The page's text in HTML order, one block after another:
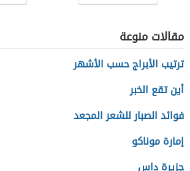
الأردن
مقالات منوعة
ترتيب الأبراج حسب الأشهر
أين تقع الخبر
فوائد الصبار للشعر المجعد
إمارة موناكو
جزيرة داس